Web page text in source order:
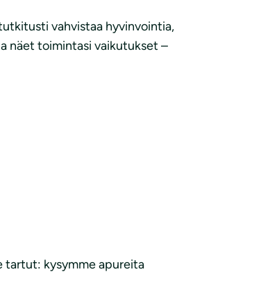
vahvistaa hyvinvointia,
näet toimintasi vaikutukset –
tartut: kysymme apureita